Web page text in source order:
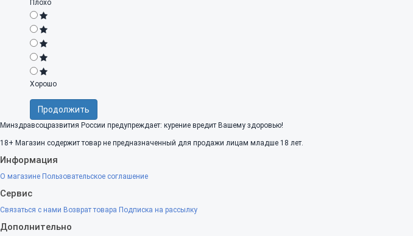
Плохо
Хорошо
Продолжить
Минздравсоцразвития России предупреждает: курение вредит Вашему здоровью!
18+ Магазин содержит товар не предназначенный для продажи лицам младше 18 лет.
Информация
О магазине Пользовательское соглашение
Сервис
Связаться с нами Возврат товара Подписка на рассылку
Дополнительно